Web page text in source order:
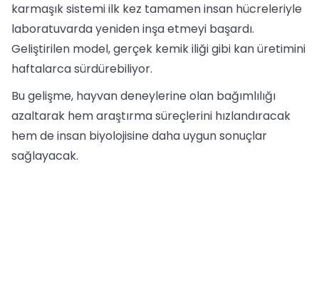
karmaşık sistemi ilk kez tamamen insan hücreleriyle
laboratuvarda yeniden inşa etmeyi başardı.
Geliştirilen model, gerçek kemik iliği gibi kan üretimini
haftalarca sürdürebiliyor.
Bu gelişme, hayvan deneylerine olan bağımlılığı
azaltarak hem araştırma süreçlerini hızlandıracak
hem de insan biyolojisine daha uygun sonuçlar
sağlayacak.